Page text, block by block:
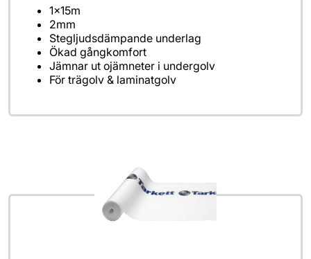
För trägolv & laminatgolv